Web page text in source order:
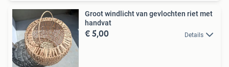
Groot windlicht van gevlochten riet met
handvat
€ 5,00 Details